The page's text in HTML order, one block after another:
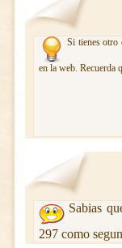
Si tienes otro
en la web. Recuerda
Sabias
297 como